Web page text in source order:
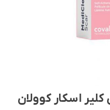
اسکار کوولان